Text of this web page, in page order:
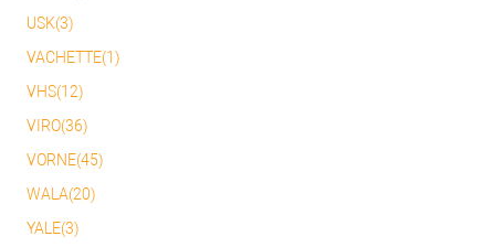
USK(3)
VACHETTE(1)
VHS(12)
VIRO(36)
VORNE(45)
WALA(20)
YALE(3)